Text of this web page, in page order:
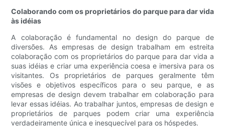
Colaborando com os proprietários do parque para dar vida
às idéias
A colaboração é fundamental no design do parque de
diversões. As empresas de design trabalham em estreita
colaboração com os proprietários do parque para dar vida a
suas idéias e criar uma experiência coesa e imersiva para os
visitantes. Os proprietários de parques geralmente têm
visões e objetivos específicos para o seu parque, e as
empresas de design devem trabalhar em colaboração para
levar essas idéias. Ao trabalhar juntos, empresas de design e
proprietários de parques podem criar uma experiência
verdadeiramente única e inesquecível para os hóspedes.